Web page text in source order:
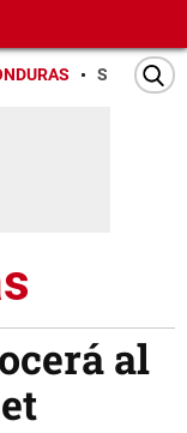
SAN PEDRO
al